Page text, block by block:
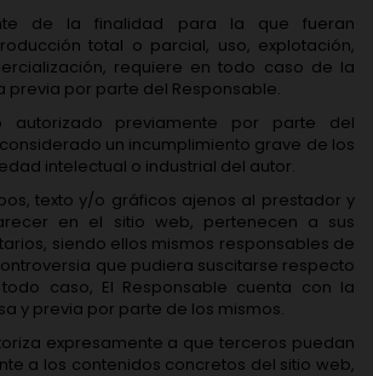
de la finalidad para la que fueran
total o parcial, uso, explotación,
requiere en todo caso de la
previa por parte del Responsable.
autorizado previamente por parte del
un incumplimiento grave de los
intelectual o industrial del autor.
texto y/o gráficos ajenos al prestador y
en el sitio web, pertenecen a sus
siendo ellos mismos responsables de
que pudiera suscitarse respecto
caso, El Responsable cuenta con la
y previa por parte de los mismos.
expresamente a que terceros puedan
a los contenidos concretos del sitio web,